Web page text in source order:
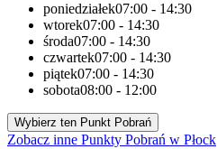
poniedziałek07:00 - 14:30
wtorek07:00 - 14:30
środa07:00 - 14:30
czwartek07:00 - 14:30
piątek07:00 - 14:30
sobota08:00 - 12:00
Wybierz ten Punkt Pobrań
Zobacz inne Punkty Pobrań w Płock